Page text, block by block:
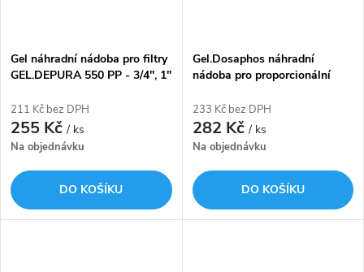
Gel náhradní nádoba pro filtry
GEL.DEPURA 550 PP - 3/4", 1"
211 Kč bez DPH
255 Kč/ ks
Na objednávku
DO KOŠÍKU
Gel.Dosaphos náhradní
nádoba pro proporcionální
600 456.500.15
233 Kč bez DPH
282 Kč/ ks
Na objednávku
DO KOŠÍKU